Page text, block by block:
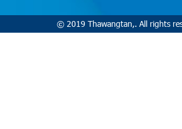
© 2019 Thawangtan,. All rights